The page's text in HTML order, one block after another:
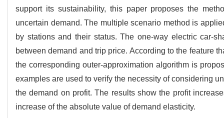
support its sustainability, this paper proposes the
uncertain demand. The multiple scenario method is
by stations and their status. The one-way electric car-
between demand and trip price. According to the feature
the corresponding outer-approximation algorithm is
examples are used to verify the necessity of considering
the demand on profit. The results show the profit
increase of the absolute value of demand elasticity.